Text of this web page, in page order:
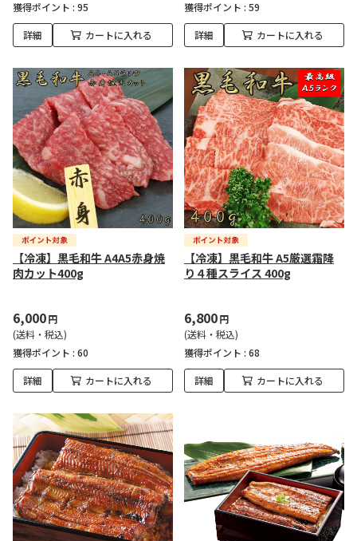
獲得ポイント : 95
詳細 カートに入れる
獲得ポイント : 59
詳細 カートに入れる
【冷凍】黒毛和牛 A4A5赤身焼
肉カット400g
6,000円
(送料・税込)
獲得ポイント : 60
詳細 カートに入れる
【冷凍】黒毛和牛 A5厳選霜降
り４種スライス 400g
6,800円
(送料・税込)
獲得ポイント : 68
詳細 カートに入れる